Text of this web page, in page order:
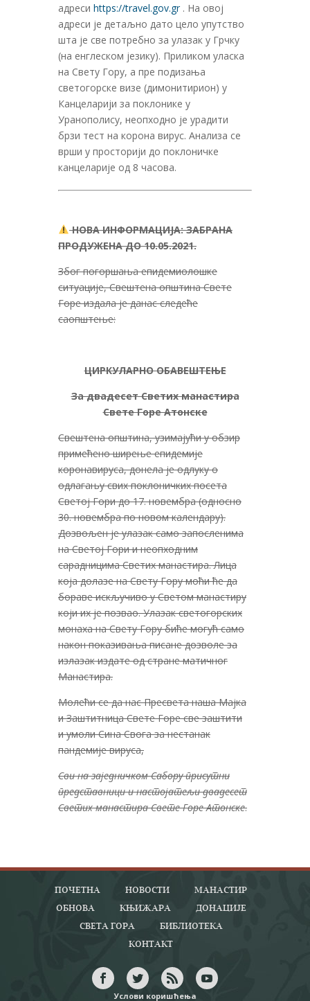
адреси https://travel.gov.gr. На овој
адреси је детаљно дато цело упутство
шта је све потребно за улазак у Грчку
(на енглеском језику). Приликом уласка
на Свету Гору, а пре подизања
светогорске визе (димонитирион) у
Канцеларији за поклонике у
Уранополису, неопходно је урадити
брзи тест на корона вирус. Анализа се
врши у просторији до поклоничке
канцеларије од 8 часова.
НОВА ИНФОРМАЦИЈА: ЗАБРАНА
ПРОДУЖЕНА ДО 10.05.2021.
Због погоршања епидемиолошке
ситуације, Свештена општина Свете
Горе издала је данас следеће
саопштење:
ЦИРКУЛАРНО ОБАВЕШТЕЊЕ
За двадесет Светих манастира
Свете Горе Атонске
Свештена општина, узимајући у обзир
примећено ширење епидемије
коронавируса, донела је одлуку о
одлагању свих поклоничких посета
Светој Гори до 17. новембра (односно
30. новембра по новом календару).
Дозвољен је улазак само запосленима
на Светој Гори и неопходним
сарадницима Светих манастира. Лица
која долазе на Свету Гору моћи ће да
бораве искључиво у Светом манастиру
који их је позвао. Улазак светогорских
монаха на Свету Гору биће могућ само
након показивања писане дозволе за
излазак издате од стране матичног
Манастира.
Молећи се да нас Пресвета наша Мајка
и Заштитница Свете Горе све заштити
и умоли Сина Свога за нестанак
пандемије вируса,
Сви на заједничком Сабору присутни
представници и настојатељи двадесет
Светих манастира Свете Горе Атонске.
ПОЧЕТНА НОВОСТИ
МАНАСТИР
ОБНОВА
КЊИЖАРА
ДОНАЦИЈЕ
СВЕТА ГОРА
БИБЛИОТЕКА
КОНТАКТ
Услови коришћења